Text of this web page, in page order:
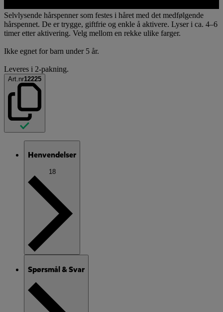
Selvlysende hårspenner som festes i håret med det medfølgende
hårspennet. De er trygge, giftfrie og enkle å aktivere. Lyser i ca. 4–6
timer etter aktivering. Velg mellom en rekke ulike farger.
Ikke egnet for barn under 5 år.
Leveres i 2-pakning.
Art.nr12225
Henvendelser
18
Spørsmål & Svar